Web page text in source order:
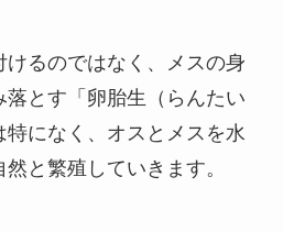
るのではなく、メスの身
とす「卵胎生（らんたい
になく、オスとメスを水
と繁殖していきます。